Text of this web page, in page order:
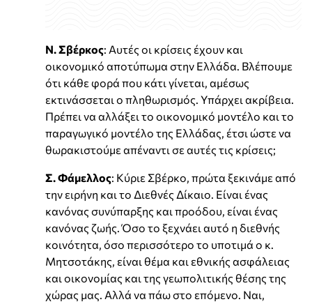
Ν. Σβέρκος: Αυτές οι κρίσεις έχουν και
οικονομικό αποτύπωμα στην Ελλάδα. Βλέπουμε
ότι κάθε φορά που κάτι γίνεται, αμέσως
εκτινάσσεται ο πληθωρισμός. Υπάρχει ακρίβεια.
Πρέπει να αλλάξει το οικονομικό μοντέλο και το
παραγωγικό μοντέλο της Ελλάδας, έτσι ώστε να
θωρακιστούμε απέναντι σε αυτές τις κρίσεις;
Σ. Φάμελλος: Κύριε Σβέρκο, πρώτα ξεκινάμε από
την ειρήνη και το Διεθνές Δίκαιο. Είναι ένας
κανόνας συνύπαρξης και προόδου, είναι ένας
κανόνας ζωής. Όσο το ξεχνάει αυτό η διεθνής
κοινότητα, όσο περισσότερο το υποτιμά ο κ.
Μητσοτάκης, είναι θέμα και εθνικής ασφάλειας
και οικονομίας και της γεωπολιτικής θέσης της
χώρας μας. Αλλά να πάω στο επόμενο. Ναι,